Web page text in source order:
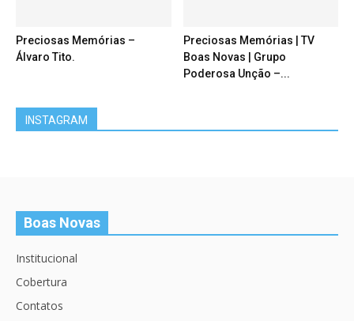
Preciosas Memórias –
Álvaro Tito.
Preciosas Memórias | TV
Boas Novas | Grupo
Poderosa Unção –...
INSTAGRAM
Boas Novas
Institucional
Cobertura
Contatos